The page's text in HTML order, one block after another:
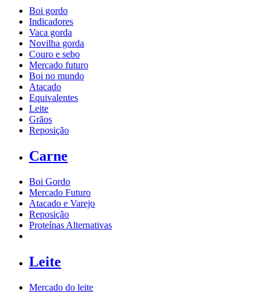
Boi gordo
Indicadores
Vaca gorda
Novilha gorda
Couro e sebo
Mercado futuro
Boi no mundo
Atacado
Equivalentes
Leite
Grãos
Reposição
Carne
Boi Gordo
Mercado Futuro
Atacado e Varejo
Reposição
Proteínas Alternativas
Leite
Mercado do leite